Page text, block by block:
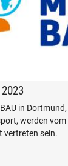
Dortmund
2023
in
werden
vertreten sein.